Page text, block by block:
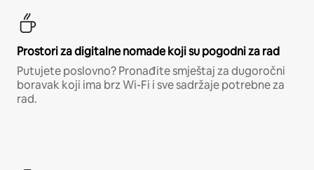
Prostori za digitalne nomade koji su pogodni za rad
Putujete poslovno? Pronađite smještaj za dugoročni
boravak koji ima brz Wi-Fi i sve sadržaje potrebne za
rad.